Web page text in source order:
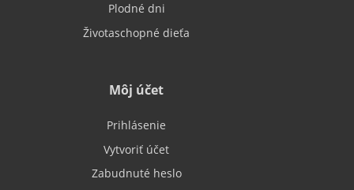
Plodné dni
Životaschopné dieťa
Môj účet
Prihlásenie
Vytvoriť účet
Zabudnuté heslo